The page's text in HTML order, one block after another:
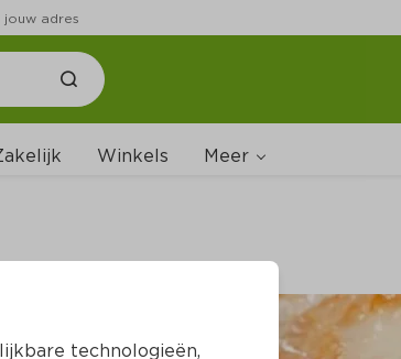
jouw adres
Winkels Meer
Wijnshop
Boodschappenlijstjes
technologieën,